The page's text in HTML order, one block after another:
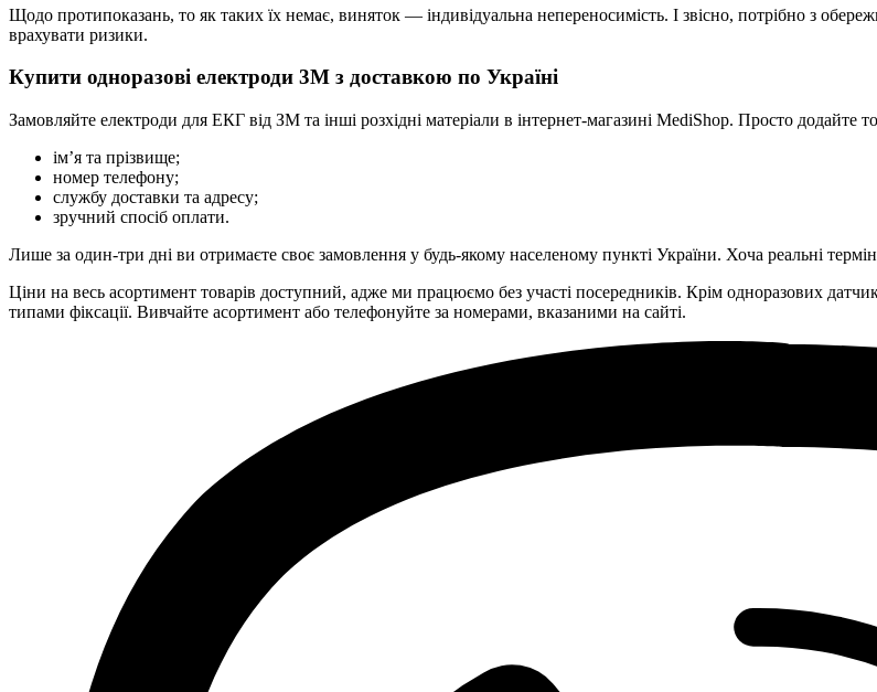
Щодо протипоказань, то як таких їх немає, виняток — індивідуальна непереносимість. І звісно, потрібно з
врахувати ризики.
Купити одноразові електроди 3М з доставкою по Україні
Замовляйте електроди для ЕКГ від ЗМ та інші розхідні матеріали в інтернет-магазині MediShop. Просто додайте
ім’я та прізвище;
номер телефону;
службу доставки та адресу;
зручний спосіб оплати.
Лише за один-три дні ви отримаєте своє замовлення у будь-якому населеному пункті України. Хоча реальні
Ціни на весь асортимент товарів доступний, адже ми працюємо без участі посередників. Крім одноразових
типами фіксації. Вивчайте асортимент або телефонуйте за номерами, вказаними на сайті.